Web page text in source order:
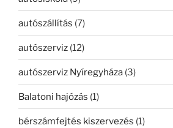
autószállítás (7)
autószerviz (12)
autószerviz Nyíregyháza (3)
Balatoni hajózás (1)
bérszámfejtés kiszervezés (1)